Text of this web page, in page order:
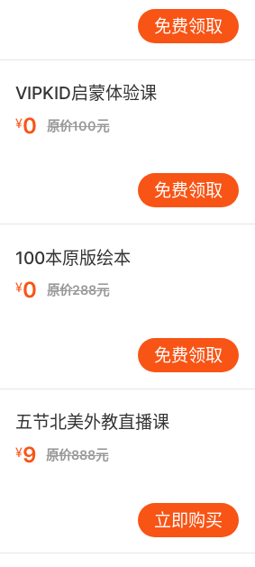
间美学，核心词汇占卡片上1/3
粗字体；释义区控制在50字以
。哈佛教育学院推荐“单词-音
布局，例如“restaurant [?
we eat noodles?"。版面
记录拓展笔记，培养自主学习
双层覆膜技术，防水防折的同
记忆留存率比纯文字卡片高
纸标注词性、用荧光笔划出
教师协会建议，每套卡片设置
完成阶段学习后可兑换虚拟勋
深度记忆
，学生需在5秒内找出对应卡
”联动训练能强化条件反射，
学实验室数据显示，该模式可
。进阶版可开展“卡片接力
描述特征传递卡片，融合语言
免费领取
VIPKID启蒙体验课
¥0 原价100元
免费领取
100本原版绘本
¥0 原价288元
免费领取
五节北美外教直播课
¥9 原价888元
立即购买